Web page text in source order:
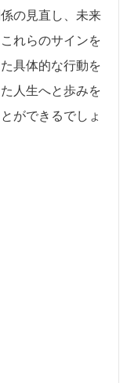
の見直し、未来
れらのサインを
具体的な行動を
人生へと歩みを
ができるでしょ